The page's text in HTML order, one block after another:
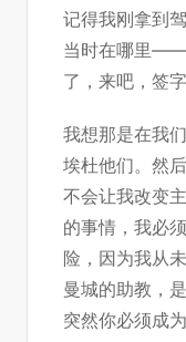
记得我刚拿到
当时在哪里——
了，来吧，签字
我想那是在我
埃杜他们。然
不会让我改变
的事情，我必
险，因为我从
曼城的助教，
突然你必须成